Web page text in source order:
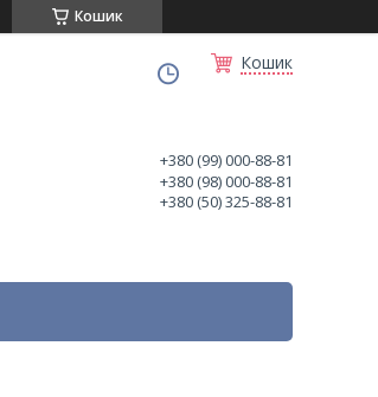
Кошик
Кошик
+380 (99) 000-88-81
+380 (98) 000-88-81
+380 (50) 325-88-81